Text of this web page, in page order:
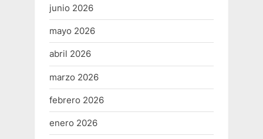
junio 2026
mayo 2026
abril 2026
marzo 2026
febrero 2026
enero 2026